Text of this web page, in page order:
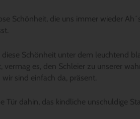
Schönheit, die uns immer wieder
Schönheit unter dem leuchtend
es, den Schleier zu unserer
sind einfach da, präsent.
Tür dahin, das kindliche unschuldige